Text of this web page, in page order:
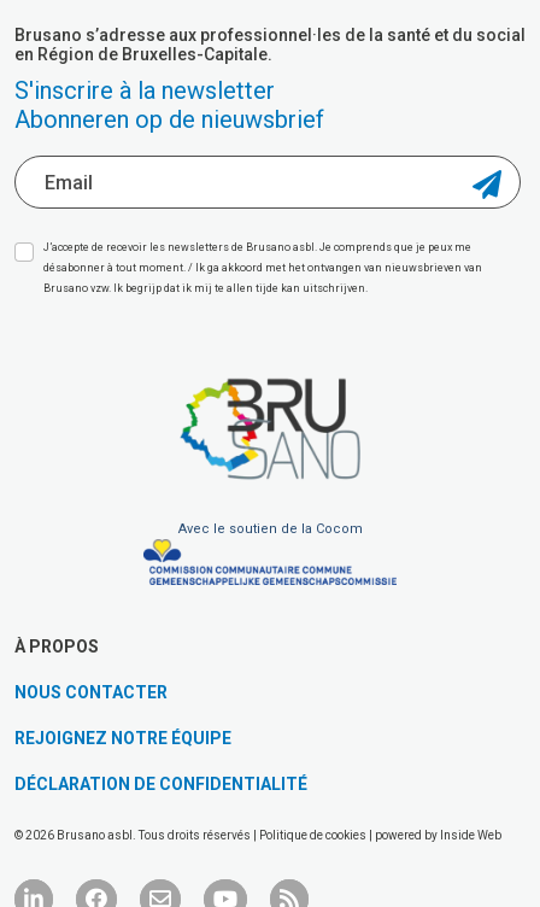
Brusano s’adresse aux professionnel·les de la santé et du social
en Région de Bruxelles-Capitale.
S'inscrire à la newsletter
Abonneren op de nieuwsbrief
J’accepte de recevoir les newsletters de Brusano asbl. Je comprends que je peux me
désabonner à tout moment. / Ik ga akkoord met het ontvangen van nieuwsbrieven van
Brusano vzw. Ik begrijp dat ik mij te allen tijde kan uitschrijven.
Avec le soutien de la Cocom
À PROPOS
NOUS CONTACTER
REJOIGNEZ NOTRE ÉQUIPE
DÉCLARATION DE CONFIDENTIALITÉ
© 2026 Brusano asbl. Tous droits réservés | Politique de cookies | powered by Inside Web